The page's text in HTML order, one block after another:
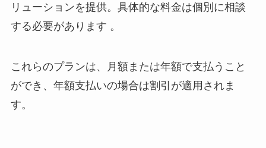
リューションを提供。具体的な料金は個別に相談
する必要があります​ 。
これらのプランは、月額または年額で支払うこと
ができ、年額支払いの場合は割引が適用されま
す。